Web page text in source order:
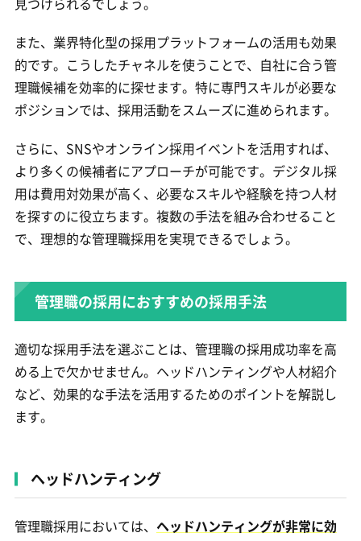
また、業界特化型の採用プラットフォームの活用も効果
的です。こうしたチャネルを使うことで、自社に合う管
理職候補を効率的に探せます。特に専門スキルが必要な
ポジションでは、採用活動をスムーズに進められます。
さらに、SNSやオンライン採用イベントを活用すれば、
より多くの候補者にアプローチが可能です。デジタル採
用は費用対効果が高く、必要なスキルや経験を持つ人材
を探すのに役立ちます。複数の手法を組み合わせること
で、理想的な管理職採用を実現できるでしょう。
管理職の採用におすすめの採用手法
適切な採用手法を選ぶことは、管理職の採用成功率を高
める上で欠かせません。ヘッドハンティングや人材紹介
など、効果的な手法を活用するためのポイントを解説し
ます。
ヘッドハンティング
管理職採用においては、 ヘッドハンティングが非常に効